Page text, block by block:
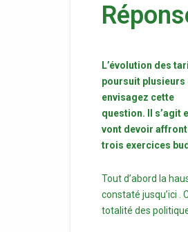
L’évolution des
poursuit plusieurs
envisagez cette
question. Il s’agit
vont devoir
trois exercices
Tout d’abord la
constaté jusqu’ici .
totalité des